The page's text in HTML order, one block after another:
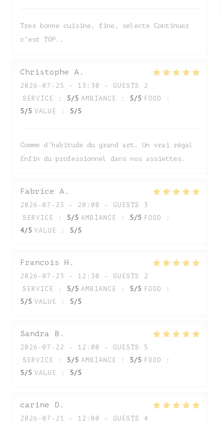
Tres bonne cuisine, fine, selecte Continuez
c’est TOP..
Christophe A
2026-07-25
- 13:30 - GUESTS 2
SERVICE
: 5/5 AMBIANCE : 5/5 FOOD
:
5/5 VALUE : 5/5
Comme d'habitude du grand art. Un vrai régal
Enfin du professionnel dans nos assiettes.
Fabrice A
2026-07-23
- 20:00 - GUESTS 3
SERVICE
: 5/5 AMBIANCE : 5/5 FOOD
:
4/5 VALUE : 5/5
Francois H
2026-07-23
- 12:30 - GUESTS 2
SERVICE
: 5/5 AMBIANCE : 5/5 FOOD
:
5/5 VALUE : 5/5
Sandra B
2026-07-22
- 12:00 - GUESTS 5
SERVICE
: 5/5 AMBIANCE : 5/5 FOOD
:
5/5 VALUE : 5/5
carine D
2026-07-21
- 12:00 - GUESTS 4